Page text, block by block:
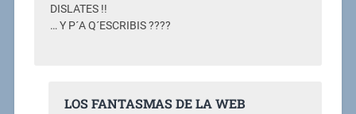
DISLATES !!
… Y P´A Q´ESCRIBIS ????
LOS FANTASMAS DE LA WEB